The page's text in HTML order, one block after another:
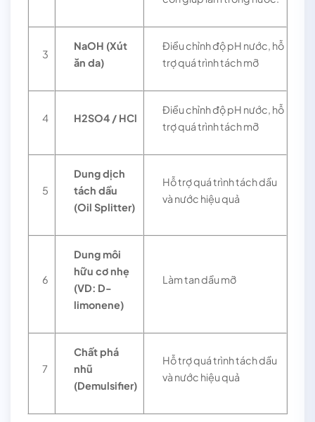
3
NaOH (Xút
ăn da)
Điều chỉnh độ pH nước, hỗ
trợ quá trình tách mỡ
4 H2SO4 / HCl
Điều chỉnh độ pH nước, hỗ
trợ quá trình tách mỡ
5
Dung dịch
tách dầu
(Oil Splitter)
Hỗ trợ quá trình tách dầu
và nước hiệu quả
6
Dung môi
hữu cơ nhẹ
(VD: D-
limonene)
Làm tan dầu mỡ
7
Chất phá
nhũ
(Demulsifier)
Hỗ trợ quá trình tách dầu
và nước hiệu quả